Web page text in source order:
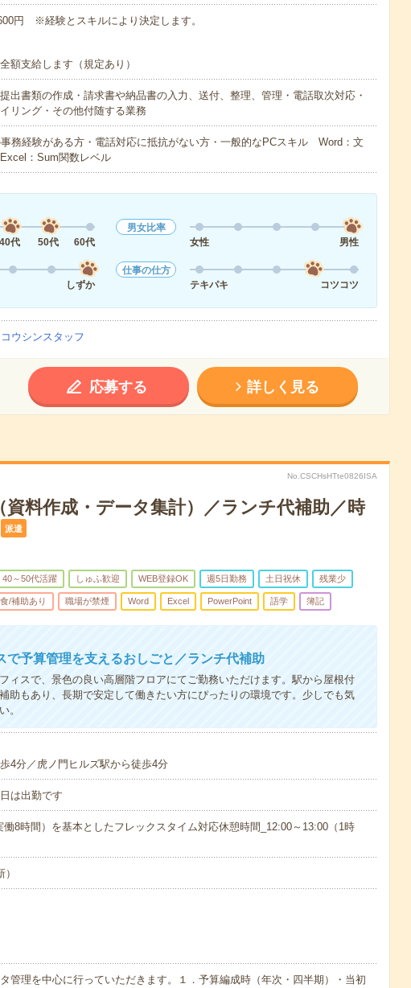
円 ※経験とスキルにより決定します。
額支給します（規定あり）
提出書類の作成・請求書や納品書の入力、送付、整理、管理・電話取次対応・
リング・その他付随する業務
事務経験がある方・電話対応に抵抗がない方・一般的なPCスキル Word：文
：Sum関数レベル
40代 50代 60代
男女比率
女性
男性
しずか
仕事の仕方
テキパキ
コツコツ
ウシンスタッフ
応募する 詳しく見る
No.CSCHsHTte0826ISA
料作成・データ集計）／ランチ代補助／時
派遣
40～50代活躍 しゅふ歓迎 WEB登録OK 週5日勤務 土日祝休 残業少
/補助あり 職場が禁煙 Word Excel PowerPoint 語学 簿記
で予算管理を支えるおしごと／ランチ代補助
ィスで、景色の良い高層階フロアにてご勤務いただけます。駅から屋根付
助もあり、長期で安定して働きたい方にぴったりの環境です。少しでも気
。
4分／虎ノ門ヒルズ駅から徒歩4分
は出勤です
働8時間）を基本としたフレックスタイム対応休憩時間_12:00～13:00（1時
管理を中心に行っていただきます。１．予算編成時（年次・四半期）・当初